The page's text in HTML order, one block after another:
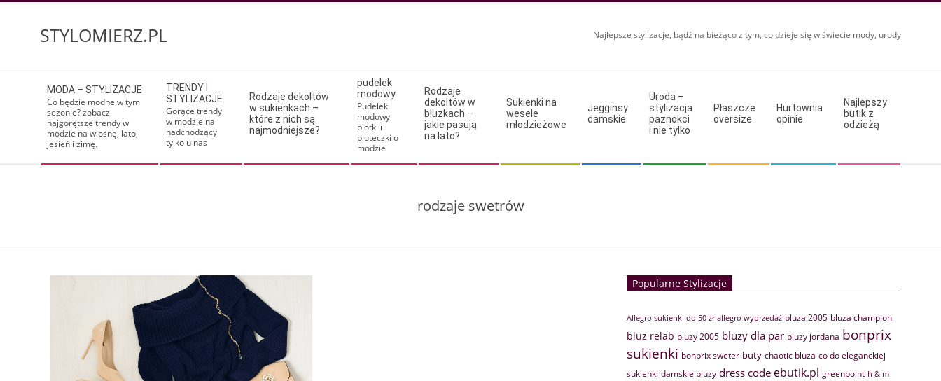
STYLOMIERZ.PL Najlepsze stylizacje, bądź na bieżąco z tym, co dzieje się w świecie mody, urody
Navigation
Menu
MODA – STYLIZACJE
Co będzie modne w tym
sezonie? zobacz
najgorętsze trendy w
modzie na wiosnę, lato,
jesień i zimę.
TRENDY I
STYLIZACJE
Gorące trendy
w modzie na
nadchodzący
tylko u nas
Rodzaje dekoltów
w sukienkach –
które z nich są
najmodniejsze?
pudelek
modowy
Pudelek
modowy
plotki i
ploteczki o
modzie
Rodzaje
dekoltów w
bluzkach –
jakie pasują
na lato?
Sukienki na
wesele
młodzieżowe
Jegginsy
damskie
Uroda –
stylizacja
paznokci
i nie tylko
Płaszcze
oversize
Hurtownia
opinie
Najlepszy
butik z
odzieżą
rodzaje swetrów
Popularne Stylizacje
Allegro sukienki do 50 zł allegro wyprzedaż bluza 2005 bluza champion
bluz relab bluzy 2005 bluzy dla par bluzy jordana bonprix
sukienki bonprix sweter buty chaotic bluza co do eleganckiej
sukienki damskie bluzy dress code ebutik.pl greenpoint h & m